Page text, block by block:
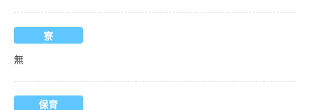
寮
無
保育